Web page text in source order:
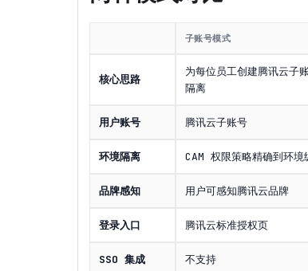
子账号模式
核心思路
为每位员工创建腾讯云子
隔离
用户账号 腾讯云子账号
环境隔离 CAM 权限策略精确到环境
品牌感知 用户可感知腾讯云品牌
登录入口 腾讯云标准授权页
SSO 集成 不支持